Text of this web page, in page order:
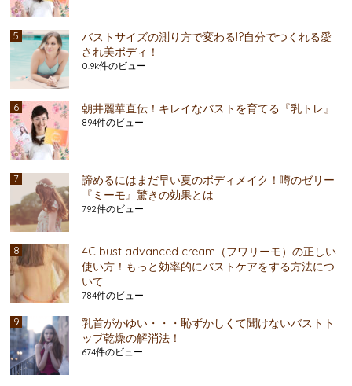
バストサイズの測り方で変わる!?自分でつくれる愛
され美ボディ！
0.9k件のビュー
朝井麗華直伝！キレイなバストを育てる『乳トレ』
894件のビュー
諦めるにはまだ早い夏のボディメイク！噂のゼリー
『ミーモ』驚きの効果とは
792件のビュー
4C bust advanced cream（フワリーモ）の正しい
使い方！もっと効率的にバストケアをする方法につ
いて
784件のビュー
乳首がかゆい・・・恥ずかしくて聞けないバストト
ップ乾燥の解消法！
674件のビュー